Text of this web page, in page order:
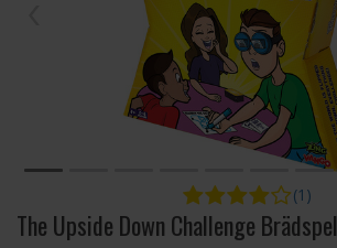
(1)
The Upside Down Challenge Brädspel